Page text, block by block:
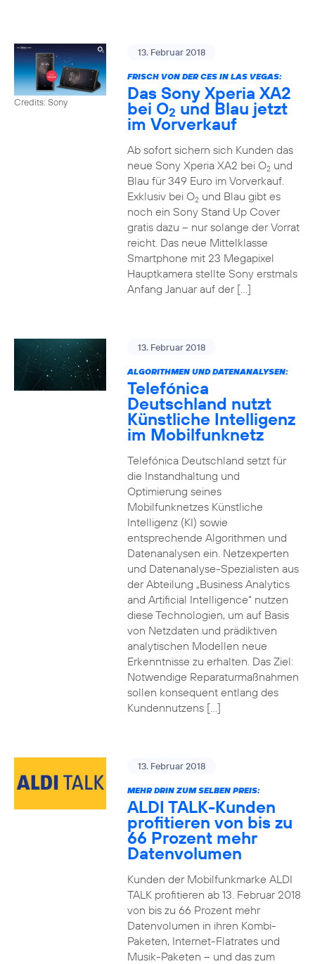
Credits: Sony
13. Februar 2018
FRISCH VON DER CES IN LAS VEGAS:
Das Sony Xperia XA2
bei O2 und Blau jetzt
im Vorverkauf
Ab sofort sichern sich Kunden das
neue Sony Xperia XA2 bei O2und
Blau für 349 Euro im Vorverkauf.
Exklusiv bei O2und Blau gibt es
noch ein Sony Stand Up Cover
gratis dazu – nur solange der Vorrat
reicht. Das neue Mittelklasse
Smartphone mit 23 Megapixel
Hauptkamera stellte Sony erstmals
Anfang Januar auf der […]
13. Februar 2018
ALGORITHMEN UND DATENANALYSEN:
Telefónica
Deutschland nutzt
Künstliche Intelligenz
im Mobilfunknetz
Telefónica Deutschland setzt für
die Instandhaltung und
Optimierung seines
Mobilfunknetzes Künstliche
Intelligenz (KI) sowie
entsprechende Algorithmen und
Datenanalysen ein. Netzexperten
und Datenanalyse-Spezialisten aus
der Abteilung „Business Analytics
and Artificial Intelligence“ nutzen
diese Technologien, um auf Basis
von Netzdaten und prädiktiven
analytischen Modellen neue
Erkenntnisse zu erhalten. Das Ziel:
Notwendige Reparaturmaßnahmen
sollen konsequent entlang des
Kundennutzens […]
13. Februar 2018
MEHR DRIN ZUM SELBEN PREIS:
ALDI TALK-Kunden
profitieren von bis zu
66 Prozent mehr
Datenvolumen
Kunden der Mobilfunkmarke ALDI
TALK profitieren ab 13. Februar 2018
von bis zu 66 Prozent mehr
Datenvolumen in ihren Kombi-
Paketen, Internet-Flatrates und
Musik-Paketen – und das zum